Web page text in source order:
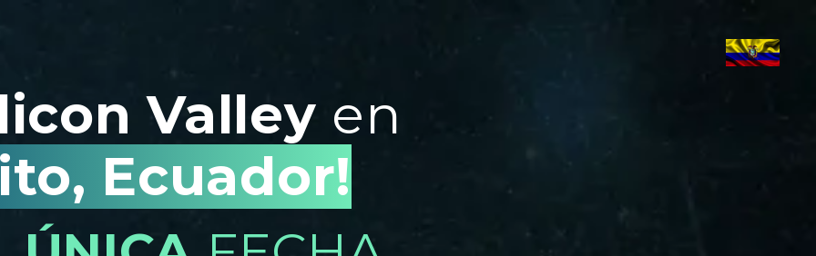
Valley en
Ecuador!